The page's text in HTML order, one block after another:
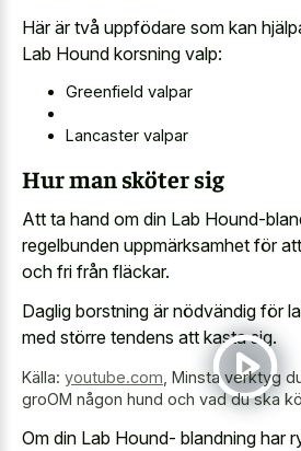
Här är två uppfödare som kan
Lab Hound korsning valp:
Greenfield valpar
Lancaster valpar
Hur man sköter sig
Att ta hand om din Lab Hound-
regelbunden uppmärksamhet för
och fri från fläckar.
Daglig borstning är nödvändig för
med större tendens att kasta sig.
Källa: youtube.com Minsta verktyg
groOM någon hund och vad du ska
Om din Lab Hound- blandning har